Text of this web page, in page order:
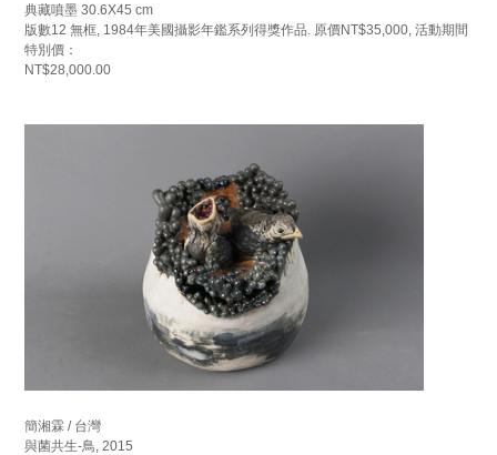
典藏噴墨 30.6X45 cm
版數12 無框, 1984年美國攝影年鑑系列得獎作品. 原價NT$35,000, 活動期間
特別價：
NT$28,000.00
簡湘霖 / 台灣
與菌共生-鳥, 2015